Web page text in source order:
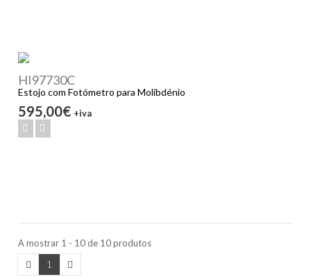
HI97730C
Estojo com Fotómetro para Molibdénio
595,00€ +iva
A mostrar 1 - 10 de 10 produtos
1